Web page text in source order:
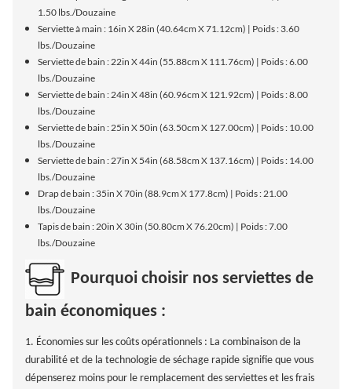
1.50 lbs./Douzaine
Serviette à main : 16in X 28in (40.64cm X 71.12cm) | Poids : 3.60
lbs./Douzaine
Serviette de bain : 22in X 44in (55.88cm X 111.76cm) | Poids : 6.00
lbs./Douzaine
Serviette de bain : 24in X 48in (60.96cm X 121.92cm) | Poids : 8.00
lbs./Douzaine
Serviette de bain : 25in X 50in (63.50cm X 127.00cm) | Poids : 10.00
lbs./Douzaine
Serviette de bain : 27in X 54in (68.58cm X 137.16cm) | Poids : 14.00
lbs./Douzaine
Drap de bain : 35in X 70in (88.9cm X 177.8cm) | Poids : 21.00
lbs./Douzaine
Tapis de bain : 20in X 30in (50.80cm X 76.20cm) | Poids : 7.00
lbs./Douzaine
Pourquoi choisir nos serviettes de
bain économiques :
1. Économies sur les coûts opérationnels : La combinaison de la
durabilité et de la technologie de séchage rapide signifie que vous
dépenserez moins pour le remplacement des serviettes et les frais